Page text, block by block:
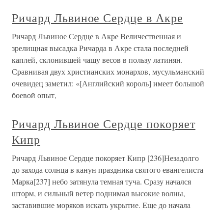
Ричард Львиное Сердце в Акре
Ричард Львиное Сердце в Акре Величественная и
зрелищная высадка Ричарда в Акре стала последней
каплей, склонившей чашу весов в пользу латинян.
Сравнивая двух христианских монархов, мусульманский
очевидец заметил: «[Английский король] имеет большой
боевой опыт,
Ричард Львиное Сердце покоряет
Кипр
Ричард Львиное Сердце покоряет Кипр [236]Незадолго
до захода солнца в канун праздника святого евангелиста
Марка[237] небо затянула темная туча. Сразу начался
шторм, и сильный ветер поднимал высокие волны,
заставившие моряков искать укрытие. Еще до начала